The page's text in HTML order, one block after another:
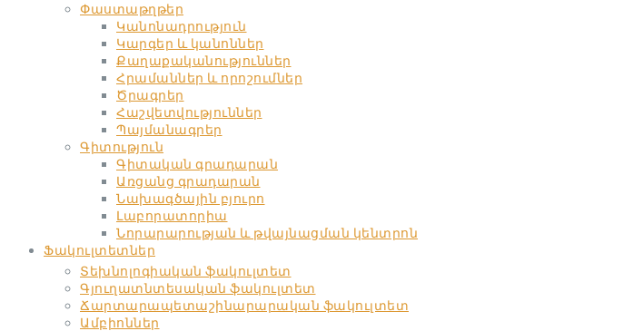
Փաստաթղթեր
Կանոնադրություն
Կարգեր և կանոններ
Քաղաքականություններ
Հրամաններ և որոշումներ
Ծրագրեր
Հաշվետվություններ
Պայմանագրեր
Գիտություն
Գիտական գրադարան
Առցանց գրադարան
Նախագծային բյուրո
Լաբորատորիա
Նորարարության և թվայնացման կենտրոն
Ֆակուլտետներ
Տեխնոլոգիական ֆակուլտետ
Գյուղատնտեսական ֆակուլտետ
Ճարտարապետաշինարարական ֆակուլտետ
Ամբիոններ